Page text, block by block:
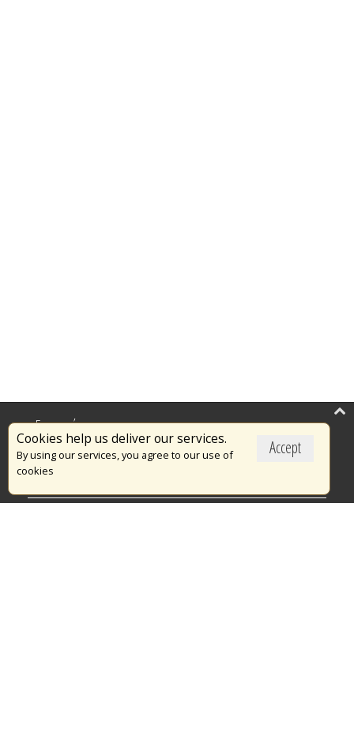
Accept
Cookies help us deliver our services.
By using our services, you agree to our use of
cookies
Επικαιρότητα
Το Πυροσβεστικό Σώμα